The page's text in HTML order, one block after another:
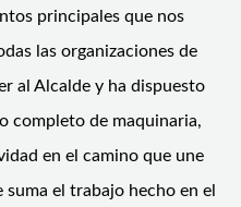
principales que nos
las organizaciones de
al Alcalde y ha dispuesto
completo de maquinaria,
en el camino que une
suma el trabajo hecho en el